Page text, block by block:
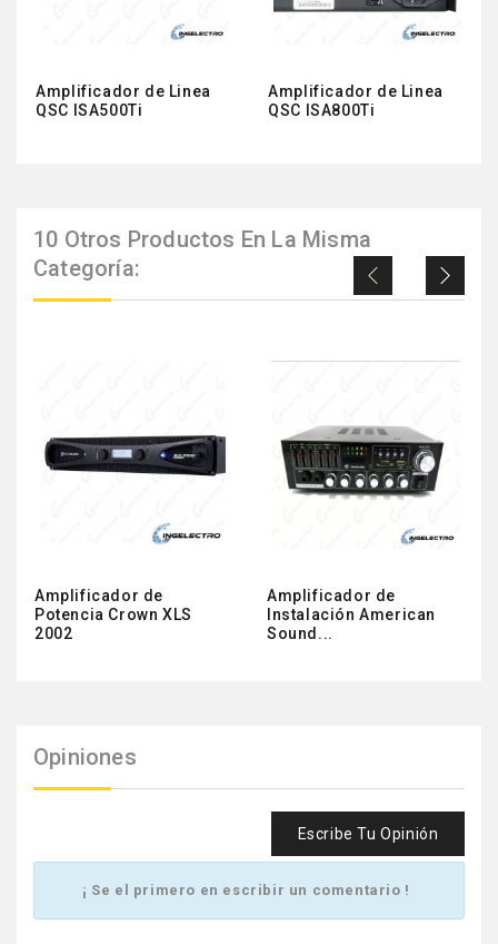
Amplificador de Linea
QSC ISA500Ti
Amplificador de Linea
QSC ISA800Ti
10 Otros Productos En La Misma
Categoría:
Amplificador de
Potencia Crown XLS
2002
Amplificador de
Instalación American
Sound...
Opiniones
Escribe Tu Opinión
¡ Se el primero en escribir un comentario !